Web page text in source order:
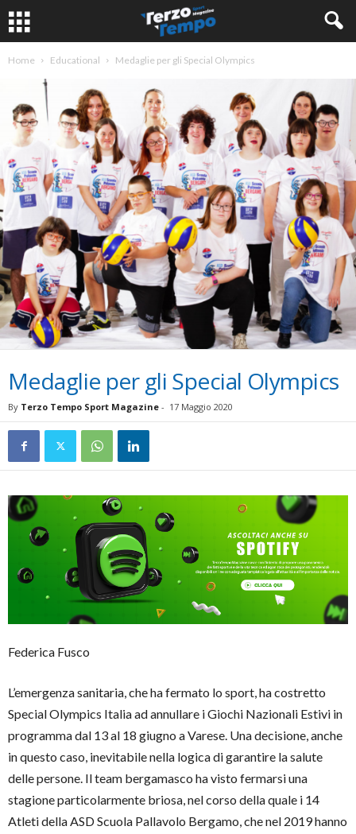
Home Educational Medaglie per gli Special Olympics
Medaglie per gli Special Olympics
By Terzo Tempo Sport Magazine - 17 Maggio 2020
Federica Fusco
L’emergenza sanitaria, che ha fermato lo sport, ha costretto
Special Olympics Italia ad annullare i Giochi Nazionali Estivi in
programma dal 13 al 18 giugno a Varese. Una decisione, anche
in questo caso, inevitabile nella logica di garantire la salute
delle persone. Il team bergamasco ha visto fermarsi una
stagione particolarmente briosa, nel corso della quale i 14
Atleti della ASD Scuola Pallavolo Bergamo, che nel 2019 hanno